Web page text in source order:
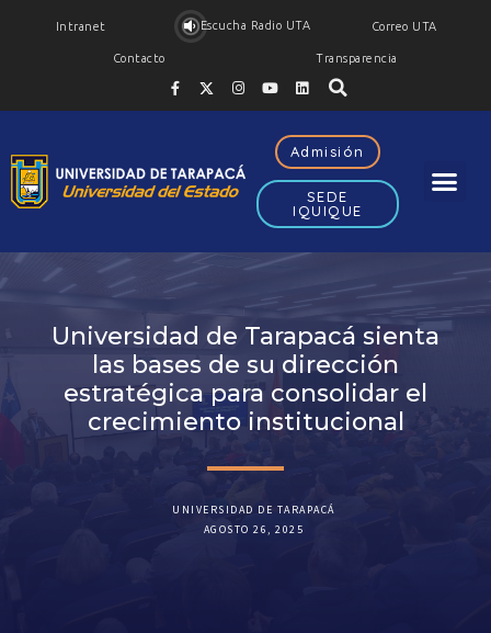
Intranet Escucha Radio UTA Correo UTA
Contacto Transparencia
Admisión
SEDE
IQUIQUE
Universidad de Tarapacá sienta
las bases de su dirección
estratégica para consolidar el
crecimiento institucional
UNIVERSIDAD DE TARAPACÁ
AGOSTO 26, 2025